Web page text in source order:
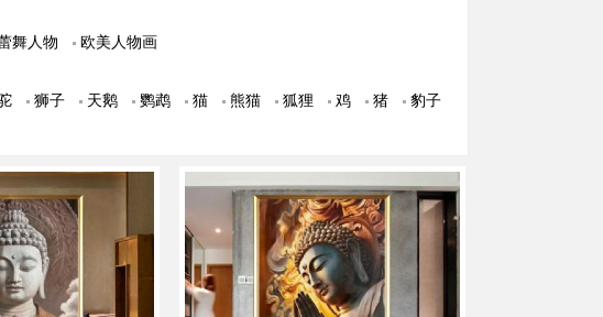
舞人物 欧美人物画
狮子 天鹅 鹦鹉 猫 熊猫 狐狸 鸡 猪
豹子